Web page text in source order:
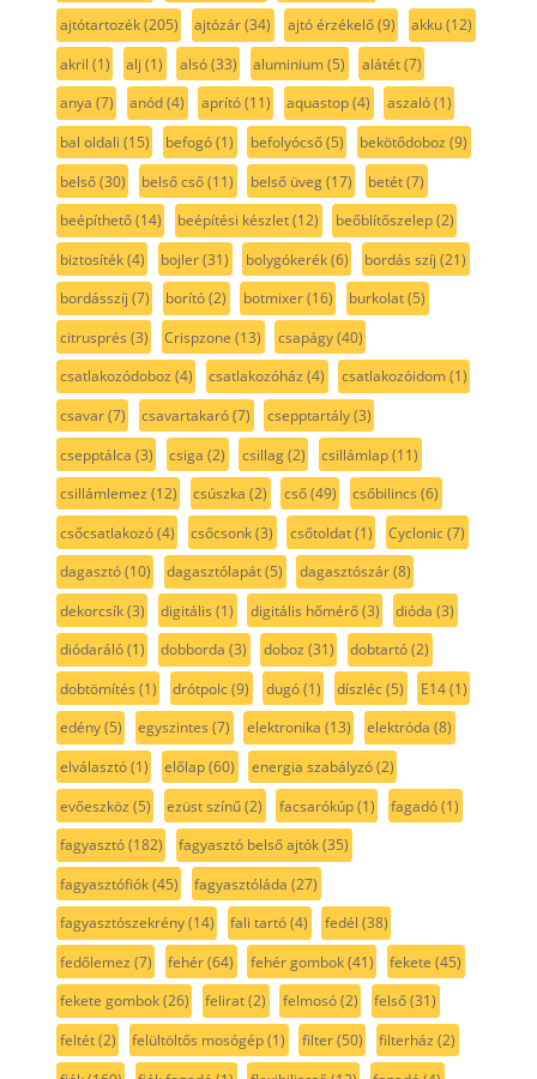
ajtótartozék(205) ajtózár(34) ajtó érzékelő(9) akku(12)
akril (1) alj (1) alsó(33) aluminium(5) alátét(7)
anya (7) anód(4) aprító(11) aquastop(4) aszaló(1)
bal oldali (15) befogó(1) befolyócső(5) bekötődoboz (9)
belső(30) belső cső(11) belső üveg(17) betét(7)
beépíthető(14) beépítési készlet(12) beőblítőszelep(2)
biztosíték(4) bojler(31) bolygókerék(6) bordás szíj (21)
bordásszíj (7) borító(2) botmixer(16) burkolat(5)
citrusprés (3) Crispzone (13) csapágy(40)
csatlakozódoboz (4) csatlakozóház (4) csatlakozóidom(1)
csavar(7) csavartakaró(7) csepptartály(3)
csepptálca (3) csiga (2) csillag(2) csillámlap(11)
csillámlemez (12) csúszka (2) cső(49) csőbilincs (6)
csőcsatlakozó(4) csőcsonk(3) csőtoldat(1) Cyclonic(7)
dagasztó(10) dagasztólapát(5) dagasztószár(8)
dekorcsík(3) digitális (1) digitális hőmérő(3) dióda (3)
diódaráló(1) dobborda (3) doboz (31) dobtartó(2)
dobtömítés (1) drótpolc(9) dugó(1) díszléc(5) E14(1)
edény(5) egyszintes (7) elektronika (13) elektróda (8)
elválasztó(1) előlap(60) energia szabályzó(2)
evőeszköz (5) ezüst színű(2) facsarókúp(1) fagadó(1)
fagyasztó(182) fagyasztó belső ajtók(35)
fagyasztófiók(45) fagyasztóláda (27)
fagyasztószekrény(14) fali tartó(4) fedél (38)
fedőlemez (7) fehér(64) fehér gombok(41) fekete (45)
fekete gombok(26) felirat(2) felmosó(2) felső(31)
feltét(2) felültöltős mosógép(1) filter(50) filterház (2)